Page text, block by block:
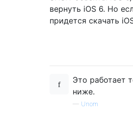
вернуть iOS 6. Но
придется скачать
Это работает
ниже.
— Unom